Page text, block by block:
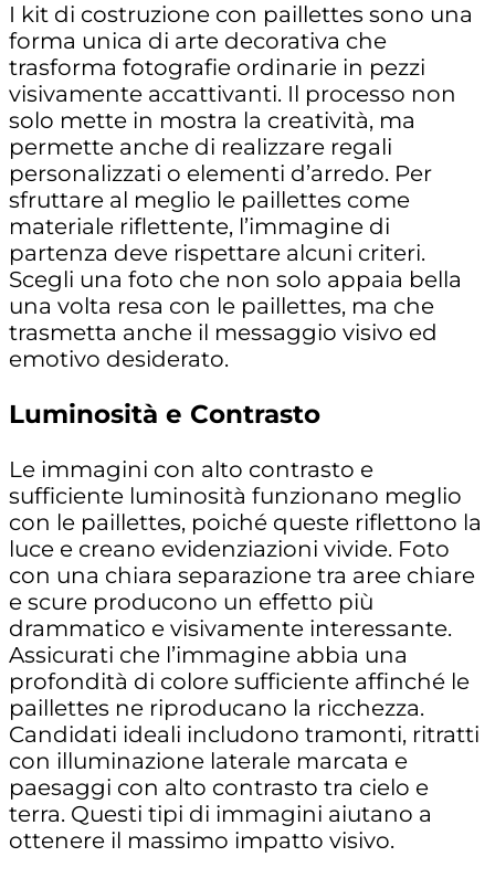
I kit di costruzione con paillettes sono una
forma unica di arte decorativa che
trasforma fotografie ordinarie in pezzi
visivamente accattivanti. Il processo non
solo mette in mostra la creatività, ma
permette anche di realizzare regali
personalizzati o elementi d’arredo. Per
sfruttare al meglio le paillettes come
materiale riflettente, l’immagine di
partenza deve rispettare alcuni criteri.
Scegli una foto che non solo appaia bella
una volta resa con le paillettes, ma che
trasmetta anche il messaggio visivo ed
emotivo desiderato.
Luminosità e Contrasto
Le immagini con alto contrasto e
sufficiente luminosità funzionano meglio
con le paillettes, poiché queste riflettono la
luce e creano evidenziazioni vivide. Foto
con una chiara separazione tra aree chiare
e scure producono un effetto più
drammatico e visivamente interessante.
Assicurati che l’immagine abbia una
profondità di colore sufficiente affinché le
paillettes ne riproducano la ricchezza.
Candidati ideali includono tramonti, ritratti
con illuminazione laterale marcata e
paesaggi con alto contrasto tra cielo e
terra. Questi tipi di immagini aiutano a
ottenere il massimo impatto visivo.